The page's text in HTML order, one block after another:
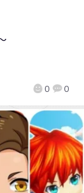
0 0